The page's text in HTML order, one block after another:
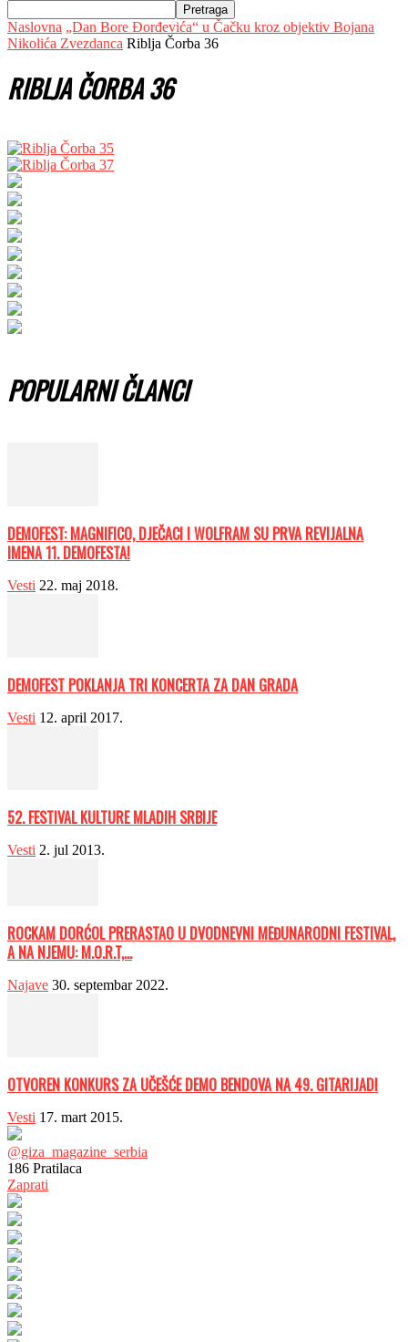
Naslovna „Dan Bore Đorđevića“ u Čačku kroz objektiv Bojana
Nikolića Zvezdanca Riblja Čorba 36
RIBLJA ČORBA 36
POPULARNI ČLANCI
DEMOFEST: MAGNIFICO, DJEČACI I WOLFRAM SU PRVA REVIJALNA
IMENA 11. DEMOFESTA!
Vesti 22. maj 2018.
DEMOFEST POKLANJA TRI KONCERTA ZA DAN GRADA
Vesti 12. april 2017.
52. FESTIVAL KULTURE MLADIH SRBIJE
Vesti 2. jul 2013.
ROCKAM DORĆOL PRERASTAO U DVODNEVNI MEĐUNARODNI FESTIVAL,
A NA NJEMU: M.O.R.T,...
Najave 30. septembar 2022.
OTVOREN KONKURS ZA UČEŠĆE DEMO BENDOVA NA 49. GITARIJADI
Vesti 17. mart 2015.
@giza_magazine_serbia
186 Pratilaca
Zaprati